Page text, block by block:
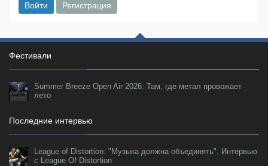
Войти Регистрация
Фестивали
Summer Breeze Open Air 2026: Там, где метал провожает
лето
Последние интервью
League of Distortion: "Музыка должна объединять". Интервью
с League Of Distortion